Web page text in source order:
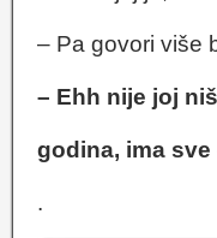
– Pa govori više
– Ehh nije joj
godina, ima
.